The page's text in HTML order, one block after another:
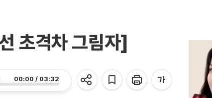
초격차 그림자]
00:00 / 03:32